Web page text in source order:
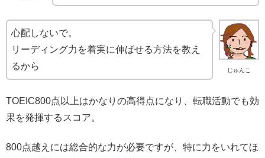
じゅんこ
心配しないで。
リーディング力を着実に伸ばせる方法を教え
るから
TOEIC800点以上はかなりの高得点になり、転職活動でも効
果を発揮するスコア。
800点越えには総合的な力が必要ですが、特に力をいれてほ